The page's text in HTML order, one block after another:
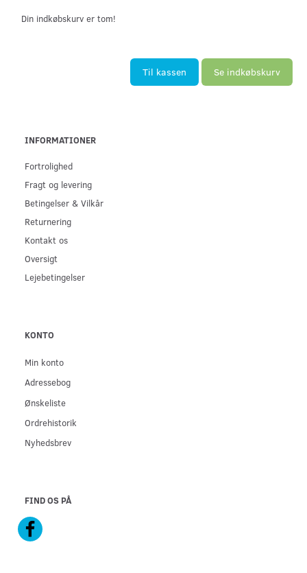
Din indkøbskurv er tom!
Til kassen Se indkøbskurv
INFORMATIONER
Fortrolighed
Fragt og levering
Betingelser & Vilkår
Returnering
Kontakt os
Oversigt
Lejebetingelser
KONTO
Min konto
Adressebog
Ønskeliste
Ordrehistorik
Nyhedsbrev
FIND OS PÅ